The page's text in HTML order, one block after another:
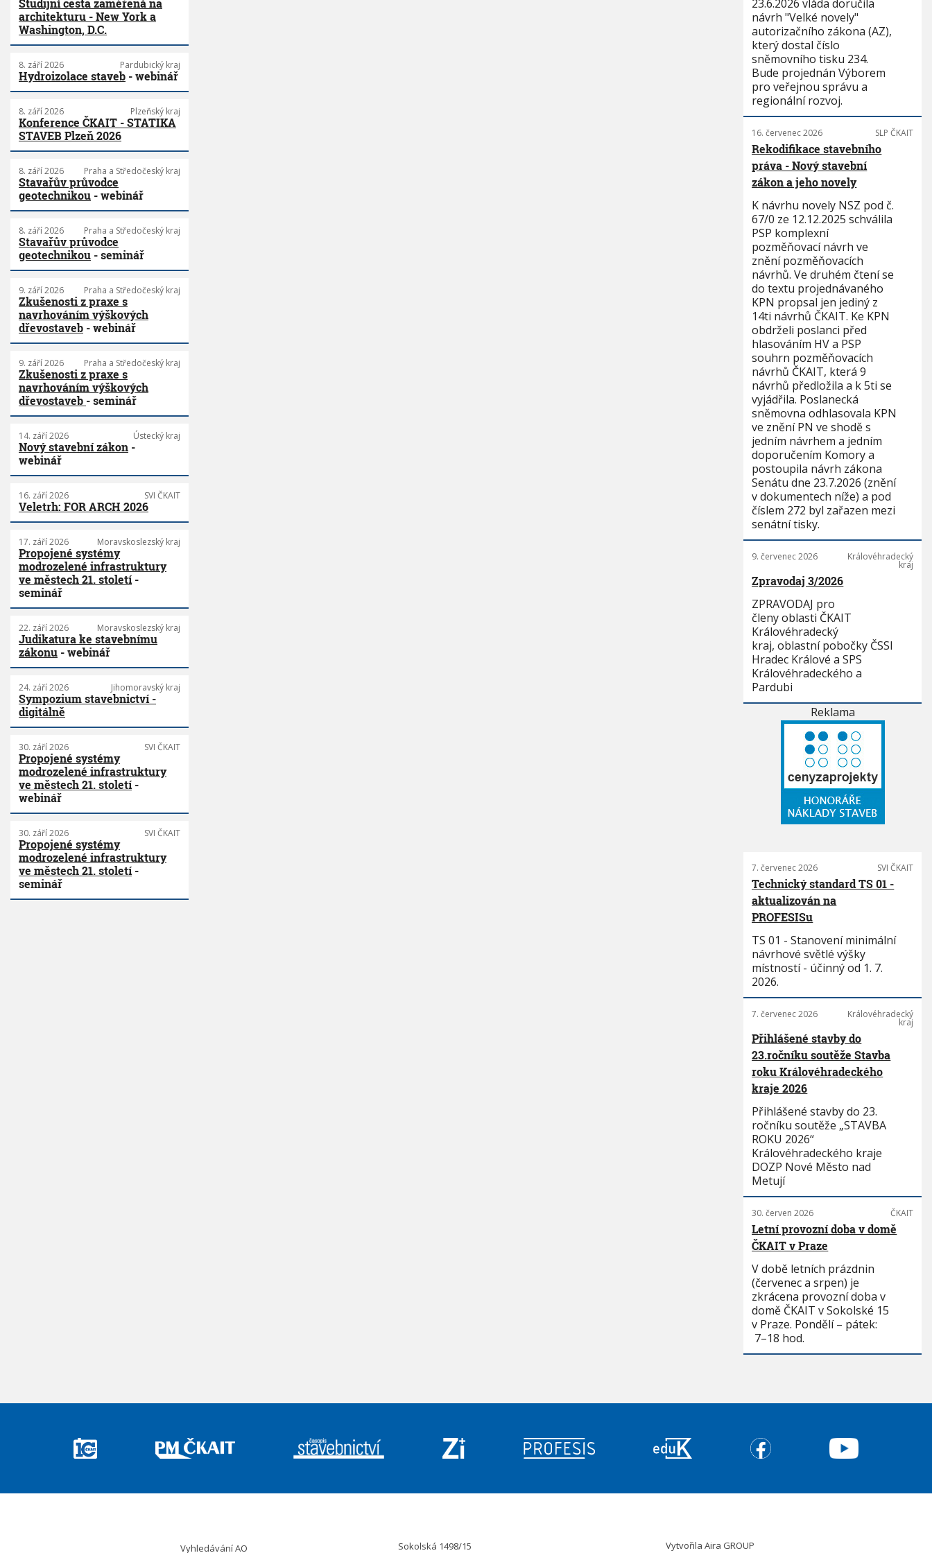
Studijní cesta zaměřená na
architekturu - New York a
Washington, D.C.
8. září 2026 Pardubický kraj
Hydroizolace staveb - webinář
8. září 2026 Plzeňský kraj
Konference ČKAIT - STATIKA
STAVEB Plzeň 2026
8. září 2026 Praha a Středočeský kraj
Stavařův průvodce
geotechnikou - webinář
8. září 2026 Praha a Středočeský kraj
Stavařův průvodce
geotechnikou - seminář
9. září 2026 Praha a Středočeský kraj
Zkušenosti z praxe s
navrhováním výškových
dřevostaveb - webinář
9. září 2026 Praha a Středočeský kraj
Zkušenosti z praxe s
navrhováním výškových
dřevostaveb - seminář
14. září 2026 Ústecký kraj
Nový stavební zákon -
webinář
16. září 2026 SVI ČKAIT
Veletrh: FOR ARCH 2026
17. září 2026 Moravskoslezský kraj
Propojené systémy
modrozelené infrastruktury
ve městech 21. století-
seminář
22. září 2026 Moravskoslezský kraj
Judikatura ke stavebnímu
zákonu - webinář
24. září 2026 Jihomoravský kraj
Sympozium stavebnictví -
digitálně
30. září 2026 SVI ČKAIT
Propojené systémy
modrozelené infrastruktury
ve městech 21. století-
webinář
30. září 2026 SVI ČKAIT
Propojené systémy
modrozelené infrastruktury
ve městech 21. století-
seminář
23.6.2026 vláda doručila
návrh "Velké novely"
autorizačního zákona (AZ),
který dostal číslo
sněmovního tisku 234.
Bude projednán Výborem
pro veřejnou správu a
regionální rozvoj.
16. červenec 2026 SLP ČKAIT
Rekodifikace stavebního
práva - Nový stavební
zákon a jeho novely
K návrhu novely NSZ pod č.
67/0 ze 12.12.2025 schválila
PSP komplexní
pozměňovací návrh ve
znění pozměňovacích
návrhů. Ve druhém čtení se
do textu projednávaného
KPN propsal jen jediný z
14ti návrhů ČKAIT. Ke KPN
obdrželi poslanci před
hlasováním HV a PSP
souhrn pozměňovacích
návrhů ČKAIT, která 9
návrhů předložila a k 5ti se
vyjádřila. Poslanecká
sněmovna odhlasovala KPN
ve znění PN ve shodě s
jedním návrhem a jedním
doporučením Komory a
postoupila návrh zákona
Senátu dne 23.7.2026 (znění
v dokumentech níže) a pod
číslem 272 byl zařazen mezi
senátní tisky.
9. červenec 2026 Královéhradecký
kraj
Zpravodaj 3/2026
ZPRAVODAJ pro
členy oblasti ČKAIT
Královéhradecký
kraj, oblastní pobočky ČSSI
Hradec Králové a SPS
Královéhradeckého a
Pardubi
Reklama
7. červenec 2026 SVI ČKAIT
Technický standard TS 01 -
aktualizován na
PROFESISu
TS 01 - Stanovení minimální
návrhové světlé výšky
místností - účinný od 1. 7.
2026.
7. červenec 2026 Královéhradecký
kraj
Přihlášené stavby do
23.ročníku soutěže Stavba
roku Královéhradeckého
kraje 2026
Přihlášené stavby do 23.
ročníku soutěže „STAVBA
ROKU 2026“
Královéhradeckého kraje
DOZP Nové Město nad
Metují
30. červen 2026 ČKAIT
Letní provozní doba v domě
ČKAIT v Praze
V době letních prázdnin
(červenec a srpen) je
zkrácena provozní doba v
domě ČKAIT v Sokolské 15
v Praze. Pondělí – pátek:
7–18 hod.
Vyhledávání AO Sokolská 1498/15 VytvořilaAira GROUP